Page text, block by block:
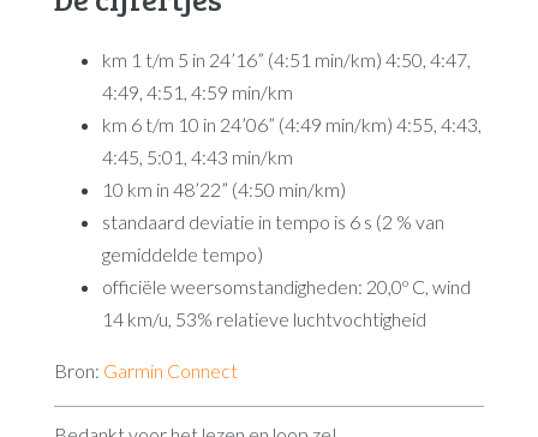
km 1 t/m 5 in 24’16” (4:51 min/km) 4:50, 4:47,
4:49, 4:51, 4:59 min/km
km 6 t/m 10 in 24’06” (4:49 min/km) 4:55, 4:43,
4:45, 5:01, 4:43 min/km
10 km in 48’22” (4:50 min/km)
standaard deviatie in tempo is 6 s (2 % van
gemiddelde tempo)
officiële weersomstandigheden: 20,0º C, wind
14 km/u, 53% relatieve luchtvochtigheid
Bron: Garmin Connect